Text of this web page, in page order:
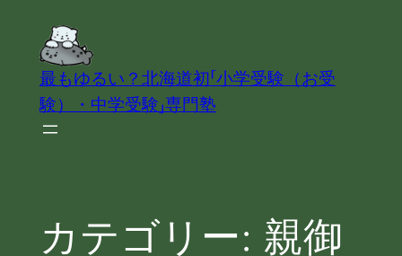
最もゆるい？北海道初「小学受験（お受
験）・中学受験」専門塾
カテゴリー: 親御